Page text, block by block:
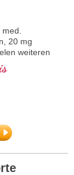
20 mg
weiteren
Mit dem
Pinitol.
PEG und
Siegel,
ohne
jährige